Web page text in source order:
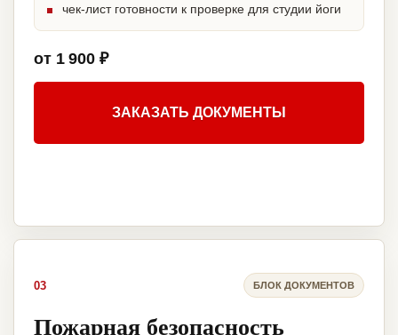
чек-лист готовности к проверке для студии йоги
от 1 900 ₽
ЗАКАЗАТЬ ДОКУМЕНТЫ
03 БЛОК ДОКУМЕНТОВ
Пожарная безопасность